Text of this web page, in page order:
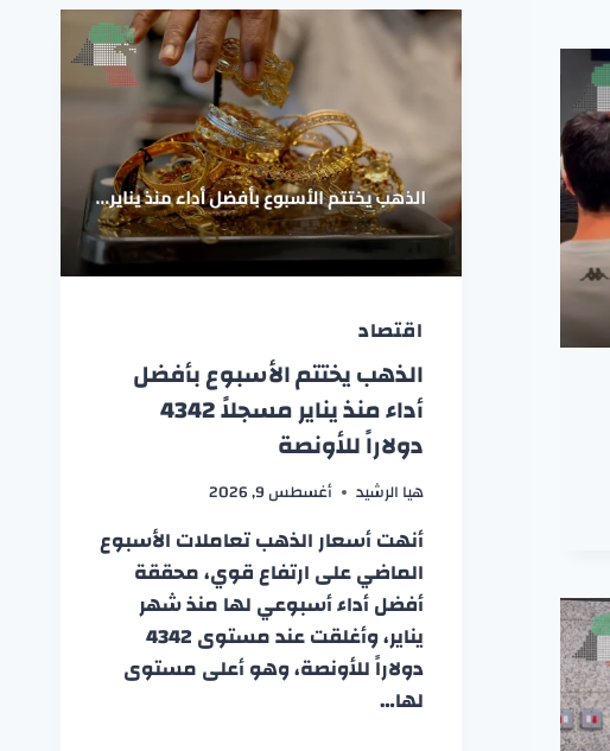
اقتصاد
الذهب يختتم الأسبوع بأفضل
أداء منذ يناير مسجلاً 4342
دولاراً للأونصة
هيا الرشيد أغسطس 9, 2026
أنهت أسعار الذهب تعاملات الأسبوع
الماضي على ارتفاع قوي، محققة
أفضل أداء أسبوعي لها منذ شهر
يناير، وأغلقت عند مستوى 4342
دولاراً للأونصة، وهو أعلى مستوى
لها…